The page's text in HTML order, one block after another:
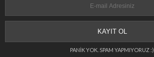
PANİK YOK. SPAM YAPMIYORUZ :)